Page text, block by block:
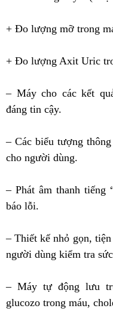
+ Đo lượng mỡ trong
+ Đo lượng Axit Uric
– Máy cho các kết
đáng tin cậy.
– Các biểu tượng
cho người dùng.
– Phát âm thanh tiếng
báo lỗi.
– Thiết kế nhỏ gọn,
người dùng kiểm tra
– Máy tự động lưu
glucozo trong máu,